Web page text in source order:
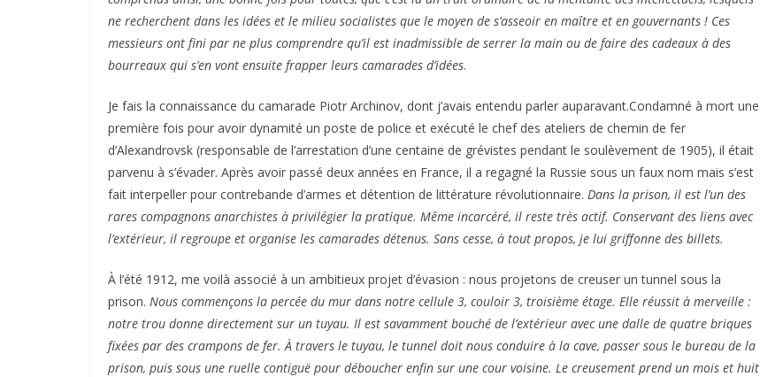
ne recherchent dans les idées et le milieu socialistes que le moyen de s’asseoir en maître et en gouvernants ! Ces
messieurs ont fini par ne plus comprendre qu’il est inadmissible de serrer la main ou de faire des cadeaux à des
bourreaux qui s’en vont ensuite frapper leurs camarades d’idées.
Je fais la connaissance du camarade Piotr Archinov, dont j’avais entendu parler auparavant.Condamné à mort une
première fois pour avoir dynamité un poste de police et exécuté le chef des ateliers de chemin de fer
d’Alexandrovsk (responsable de l’arrestation d’une centaine de grévistes pendant le soulèvement de 1905), il était
parvenu à s’évader. Après avoir passé deux années en France, il a regagné la Russie sous un faux nom mais s’est
fait interpeller pour contrebande d’armes et détention de littérature révolutionnaire. Dans la prison, il est l’un des
rares compagnons anarchistes à privilégier la pratique. Même incarcéré, il reste très actif. Conservant des liens avec
l’extérieur, il regroupe et organise les camarades détenus. Sans cesse, à tout propos, je lui griffonne des billets.
À l’été 1912, me voilà associé à un ambitieux projet d’évasion : nous projetons de creuser un tunnel sous la
prison. Nous commençons la percée du mur dans notre cellule 3, couloir 3, troisième étage. Elle réussit à merveille :
notre trou donne directement sur un tuyau. Il est savamment bouché de l’extérieur avec une dalle de quatre briques
fixées par des crampons de fer. À travers le tuyau, le tunnel doit nous conduire à la cave, passer sous le bureau de la
prison, puis sous une ruelle contiguë pour déboucher enfin sur une cour voisine. Le creusement prend un mois et huit